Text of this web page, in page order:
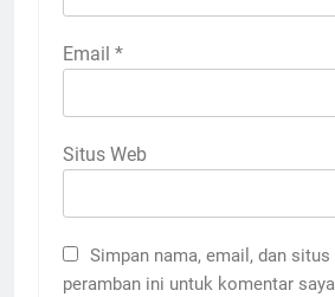
Email *
Situs Web
Simpan nama, email, dan situs
peramban ini untuk komentar